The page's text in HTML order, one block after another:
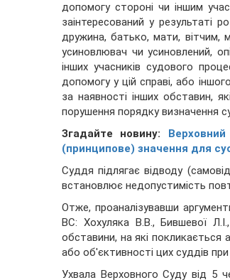
допомогу стороні чи іншим
заінтересований у результаті
дружина, батько, мати, вітчим,
усиновлювач чи усиновлений,
інших учасників судового
допомогу у цій справі, або
за наявності інших обставин,
порушення порядку визначення
Згадайте новину:
(принципове) значення для
Суддя підлягає відводу
встановлює недопустимість
Отже, проаналізувавши
ВС: Хохуляка В.В., Бившевої
обставини, на які покликається
або об'єктивності цих суддів
Ухвала Верховного Суду від 5